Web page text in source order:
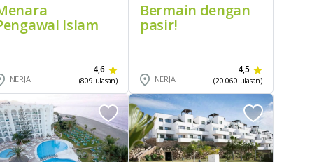
Islam
NERJA
4,6
(809 ulasan)
Bermain dengan
pasir!
NERJA
4,5
(20.060 ulasan)